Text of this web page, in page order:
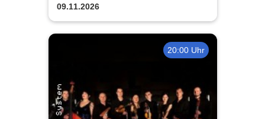
Manfred Künster
09.11.2026
20:00 Uhr